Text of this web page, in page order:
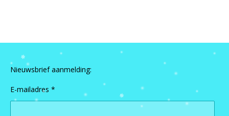
Nieuwsbrief aanmelding:
E-mailadres *